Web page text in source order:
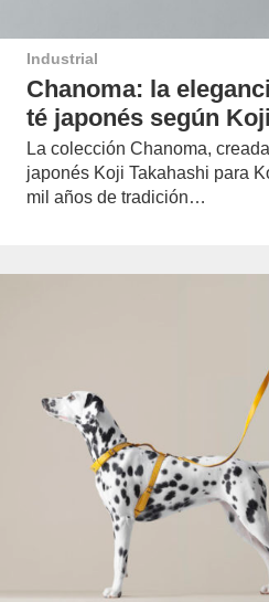
Industrial
Chanoma: la
té japonés según
La colección Chanoma,
japonés Koji Takahashi para
mil años de tradición…